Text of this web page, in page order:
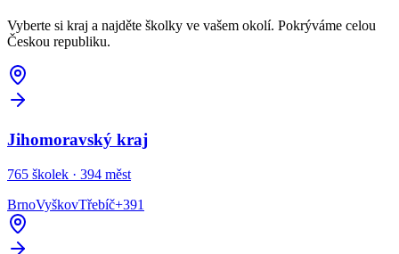
Vyberte si kraj a najděte školky ve vašem okolí. Pokrýváme celou
Českou republiku.
Jihomoravský kraj
765 školek · 394 měst
BrnoVyškovTřebíč+391